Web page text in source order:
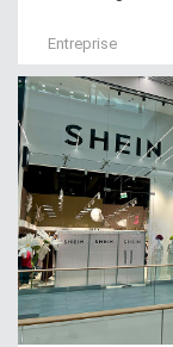
Entreprise